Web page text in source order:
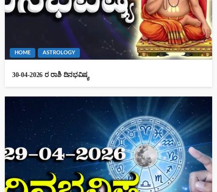
HOME ASTROLOGY
30-04-2026 ರ ರಾಶಿ ದಿನಭವಿಷ್ಯ